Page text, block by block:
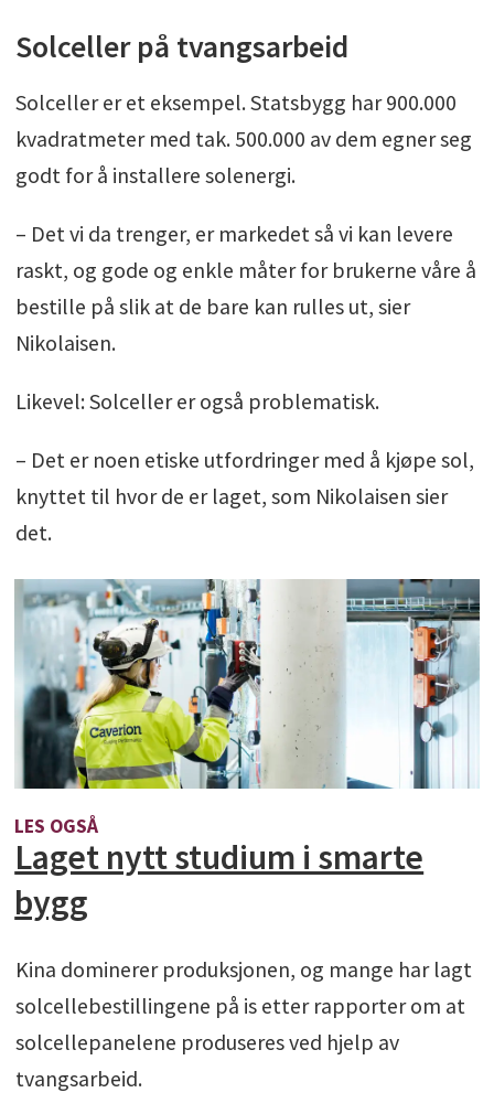
Solceller på tvangsarbeid
Solceller er et eksempel. Statsbygg har 900.000
kvadratmeter med tak. 500.000 av dem egner seg
godt for å installere solenergi.
– Det vi da trenger, er markedet så vi kan levere
raskt, og gode og enkle måter for brukerne våre å
bestille på slik at de bare kan rulles ut, sier
Nikolaisen.
Likevel: Solceller er også problematisk.
– Det er noen etiske utfordringer med å kjøpe sol,
knyttet til hvor de er laget, som Nikolaisen sier
det.
LES OGSÅ
Laget nytt studium i smarte
bygg
Kina dominerer produksjonen, og mange har lagt
solcellebestillingene på is etter rapporter om at
solcellepanelene produseres ved hjelp av
tvangsarbeid.